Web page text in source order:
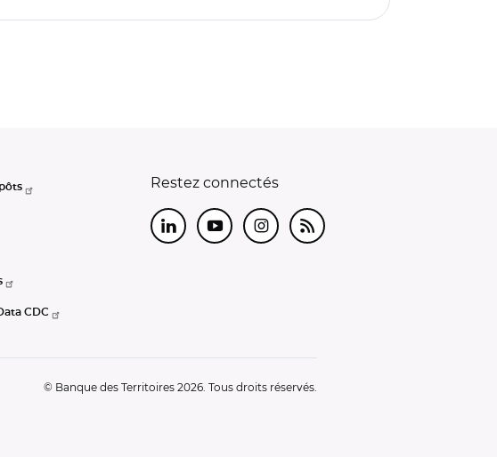
CDC
Restez connectés
LinkedInYoutubeInstagram
RSS
© Banque des Territoires 2026. Tous droits réservés.